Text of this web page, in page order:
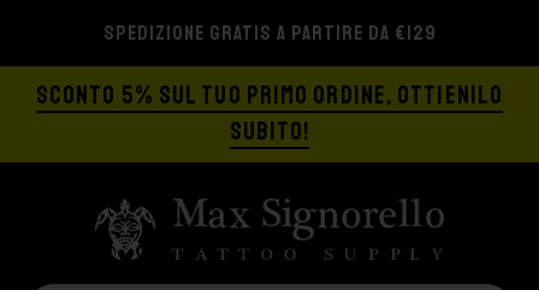
SPEDIZIONE GRATIS A PARTIRE DA €129
SCONTO 5% SUL TUO PRIMO ORDINE, OTTIENILO
SUBITO!